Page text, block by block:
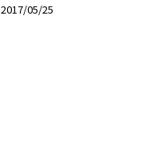
2017/05/25